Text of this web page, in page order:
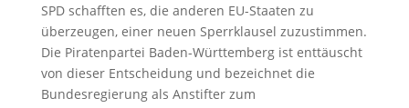
SPD schafften es, die anderen EU-Staaten zu
überzeugen, einer neuen Sperrklausel zuzustimmen.
Die Piratenpartei Baden-Württemberg ist enttäuscht
von dieser Entscheidung und bezeichnet die
Bundesregierung als Anstifter zum